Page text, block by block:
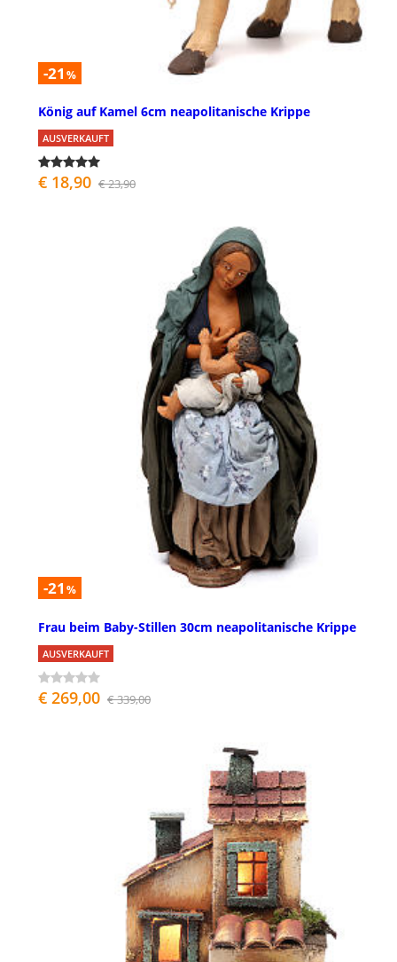
-21 %
König auf Kamel 6cm neapolitanische Krippe
AUSVERKAUFT
€ 18,90 € 23,90
-21 %
Frau beim Baby-Stillen 30cm neapolitanische Krippe
AUSVERKAUFT
€ 269,00 € 339,00